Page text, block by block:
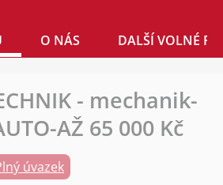
O NÁS DALŠÍ VOLNÉ
- mechanik-
AŽ 65 000 Kč
úvazek